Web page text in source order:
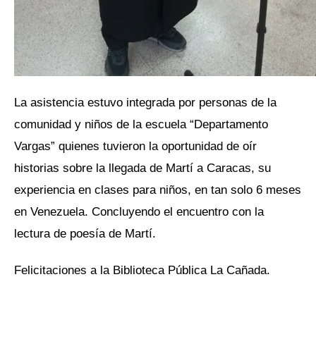
La asistencia estuvo integrada por personas de la
comunidad y niños de la escuela “Departamento
Vargas” quienes tuvieron la oportunidad de oír
historias sobre la llegada de Martí a Caracas, su
experiencia en clases para niños, en tan solo 6 meses
en Venezuela. Concluyendo el encuentro con la
lectura de poesía de Martí.
Felicitaciones a la Biblioteca Pública La Cañada.